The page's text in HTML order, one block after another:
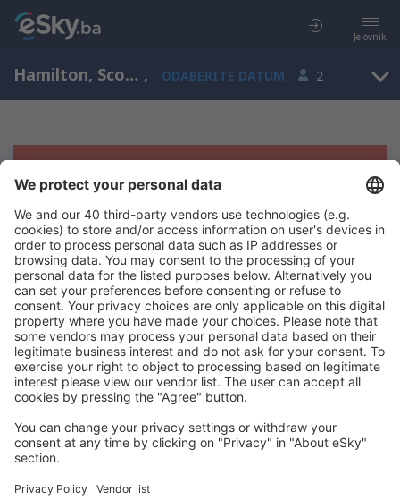
Jelovnik
Hamilton, Scotland, Velika Britanija , ODABERITE DATUM 2
Žao nam je, ne možemo da prikažemo
rezultate
Pokušajte još jednom kad izaberete druge kriterijume
Copyright © eSky.ba. Sva prava zadržana.